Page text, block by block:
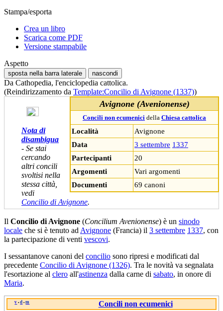
Stampa/esporta
Crea un libro
Scarica come PDF
Versione stampabile
Aspetto
sposta nella barra laterale nascondi
Da Cathopedia, l'enciclopedia cattolica.
(Reindirizzamento da Template:Concilio di Avignone (1337))
Avignone (Avenionense)
Concili non ecumenici della Chiesa cattolica
Località
Avignone
Data
3 settembre 1337
Partecipanti
20
Argomenti
Vari argomenti
Documenti
69 canoni
Nota di
disambigua
- Se stai
cercando
altri concili
svoltisi nella
stessa città,
vedi
Concilio di Avignone.
Il Concilio di Avignone (Concilium Avenionense) è un sinodo
locale che si è tenuto adAvignone (Francia) il 3 settembre 1337, con
la partecipazione di venti vescovi.
I sessantanove canoni del concilio sono ripresi e modificati dal
precedente Concilio di Avignone (1326). Tra le novità va segnalata
l'esortazione al clero all'astinenza dalla carne di sabato, in onore di
Maria.
v • d • m Concili non ecumenici